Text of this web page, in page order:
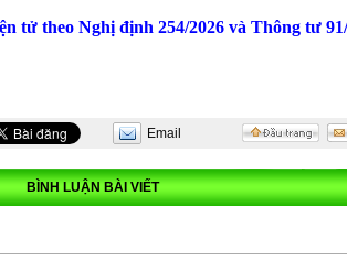
tử theo Nghị định 254/2026 và Thông tư
Email
BÌNH LUẬN BÀI VIẾT